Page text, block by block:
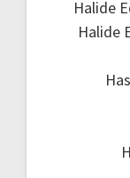
Halide
Halide